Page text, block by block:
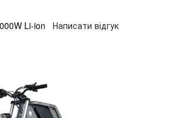
Li-ion Написати відгук